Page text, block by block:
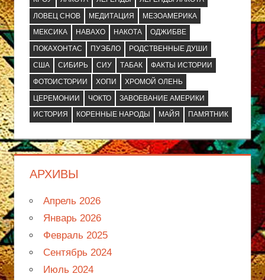
ЛОВЕЦ СНОВ
МЕДИТАЦИЯ
МЕЗОАМЕРИКА
МЕКСИКА
НАВАХО НАКОТА
ОДЖИБВЕ
ПОКАХОНТАС
ПУЭБЛО
РОДСТВЕННЫЕ ДУШИ
США
СИБИРЬ СИУ ТАБАК
ФАКТЫ ИСТОРИИ
ФОТОИСТОРИИ
ХОПИ
ХРОМОЙ ОЛЕНЬ
ЦЕРЕМОНИИ
ЧОКТО
ЗАВОЕВАНИЕ АМЕРИКИ
ИСТОРИЯ
КОРЕННЫЕ НАРОДЫ МАЙЯ ПАМЯТНИК
АРХИВЫ
Апрель 2026
Январь 2026
Февраль 2025
Сентябрь 2024
Июль 2024